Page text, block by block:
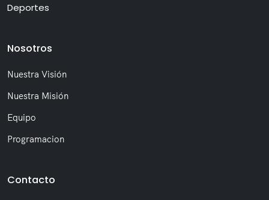
Deportes
Nosotros
Nuestra Visión
Nuestra Misión
Equipo
Programacion
Contacto